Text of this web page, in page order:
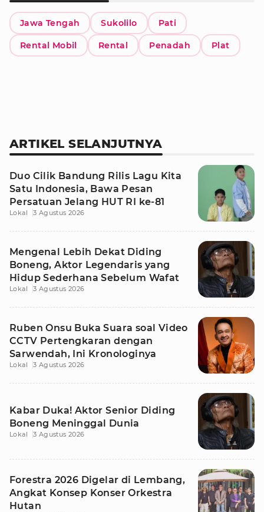
Jawa Tengah Sukolilo Pati
Rental Mobil Rental Penadah Plat
ARTIKEL SELANJUTNYA
Duo Cilik Bandung Rilis Lagu Kita
Satu Indonesia, Bawa Pesan
Persatuan Jelang HUT RI ke-81
Lokal 3 Agustus 2026
Mengenal Lebih Dekat Diding
Boneng, Aktor Legendaris yang
Hidup Sederhana Sebelum Wafat
Lokal 3 Agustus 2026
Ruben Onsu Buka Suara soal Video
CCTV Pertengkaran dengan
Sarwendah, Ini Kronologinya
Lokal 3 Agustus 2026
Kabar Duka! Aktor Senior Diding
Boneng Meninggal Dunia
Lokal 3 Agustus 2026
Forestra 2026 Digelar di Lembang,
Angkat Konsep Konser Orkestra
Hutan